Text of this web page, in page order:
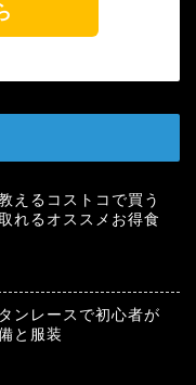
えるコストコで買う
れるオススメお得食
ンレースで初心者が
と服装